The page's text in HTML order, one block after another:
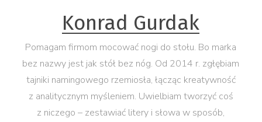
Konrad Gurdak
Pomagam firmom mocować nogi do stołu. Bo marka
bez nazwy jest jak stół bez nóg. Od 2014 r. zgłębiam
tajniki namingowego rzemiosła, łącząc kreatywność
z analitycznym myśleniem. Uwielbiam tworzyć coś
z niczego – zestawiać litery i słowa w sposób,